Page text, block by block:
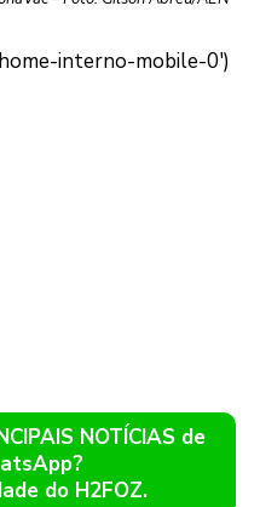
NOTÍCIAS de
do H2FOZ.